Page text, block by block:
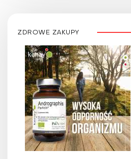
ZDROWE ZAKUPY